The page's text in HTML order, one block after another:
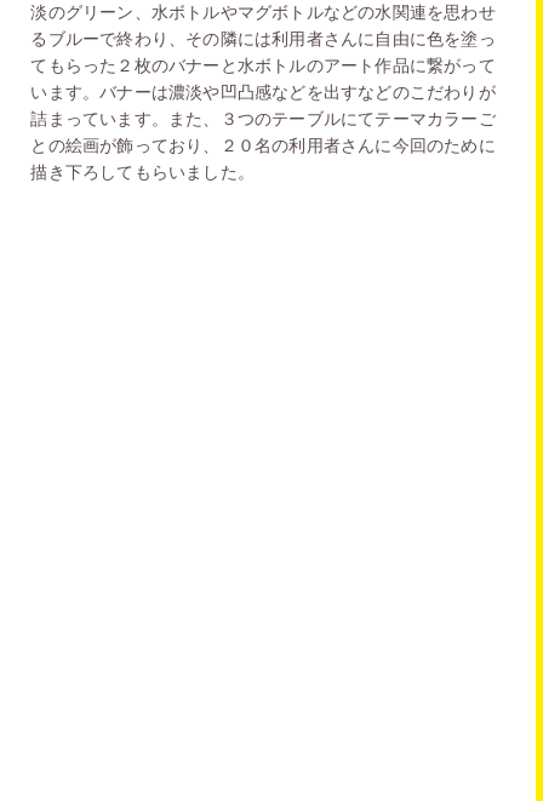
淡のグリーン、水ボトルやマグボトルなどの水関連を思わせ
るブルーで終わり、その隣には利用者さんに自由に色を塗っ
てもらった２枚のバナーと水ボトルのアート作品に繋がって
います。バナーは濃淡や凹凸感などを出すなどのこだわりが
詰まっています。また、３つのテーブルにてテーマカラーご
との絵画が飾っており、２０名の利用者さんに今回のために
描き下ろしてもらいました。